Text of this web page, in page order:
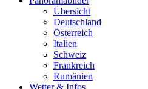
Übersicht
Deutschland
Österreich
Italien
Schweiz
Frankreich
Rumänien